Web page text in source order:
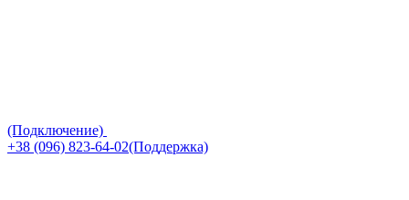
(Подключение)
+38 (096) 823-64-02(Поддержка)